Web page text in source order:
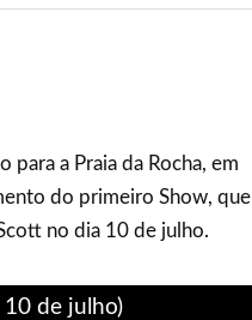
a Praia da Rocha, em
do primeiro Show, que
no dia 10 de julho.
10 de julho)